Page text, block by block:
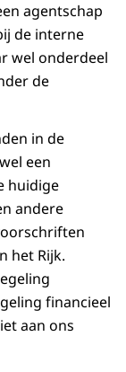
agentschap
de interne
wel onderdeel
de
in de
een
huidige
andere
het Rijk.
financieel
aan ons